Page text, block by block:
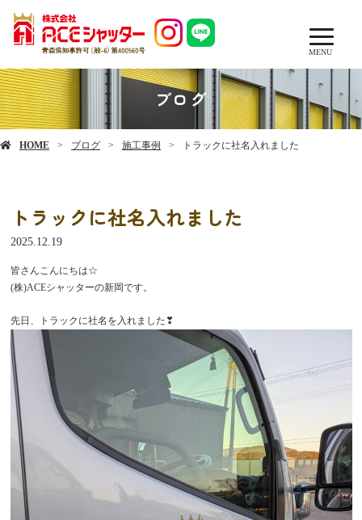
MENU
ブログ
HOME ブログ 施工事例 トラックに社名入れました
トラックに社名入れました
2025.12.19
皆さんこんにちは☆
(株)ACEシャッターの新岡です。
先日、トラックに社名を入れました❣